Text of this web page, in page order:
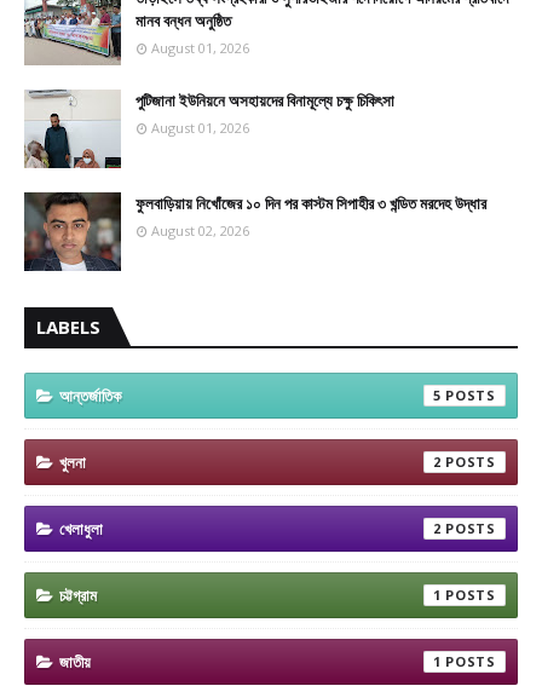
মানব বন্ধন অনুষ্ঠিত
August 01, 2026
পুটিজানা ইউনিয়নে অসহায়দের বিনামূল্যে চক্ষু চিকিৎসা
August 01, 2026
ফুলবাড়িয়ায় নিখোঁজের ১০ দিন পর কাস্টম সিপাহীর ৩ খন্ডিত মরদেহ উদ্ধার
August 02, 2026
LABELS
আন্তর্জাতিক 5
খুলনা 2
খেলাধুলা 2
চট্টগ্রাম 1
জাতীয় 1